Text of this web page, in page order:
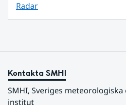
Radar
Kontakta SMHI
SMHI, Sveriges
institut